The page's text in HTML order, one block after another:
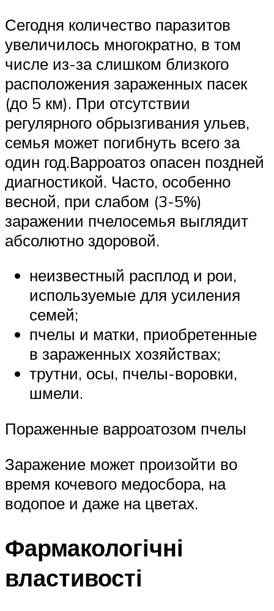
Сегодня количество паразитов
увеличилось многократно, в том
числе из-за слишком близкого
расположения зараженных пасек
(до 5 км). При отсутствии
регулярного обрызгивания ульев,
семья может погибнуть всего за
один год.Варроатоз опасен поздней
диагностикой. Часто, особенно
весной, при слабом (3-5%)
заражении пчелосемья выглядит
абсолютно здоровой.
неизвестный расплод и рои,
используемые для усиления
семей;
пчелы и матки, приобретенные
в зараженных хозяйствах;
трутни, осы, пчелы-воровки,
шмели.
Пораженные варроатозом пчелы
Заражение может произойти во
время кочевого медосбора, на
водопое и даже на цветах.
Фармакологічні
властивості